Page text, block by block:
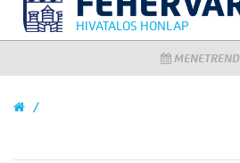
HIVATALOS HONLAP
MENETREND